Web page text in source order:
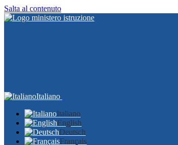
Salta al contenuto
Italiano
Italiano
English
Deutsch
Français